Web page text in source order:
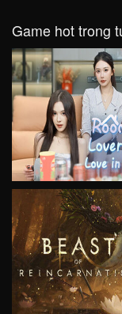
Game hot trong